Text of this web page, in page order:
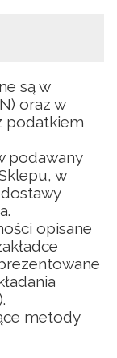
są w
oraz w
podatkiem
podawany
w
opisane
metody